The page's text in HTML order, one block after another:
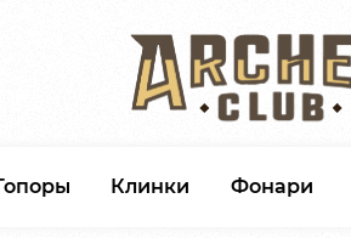
Клинки Фонари